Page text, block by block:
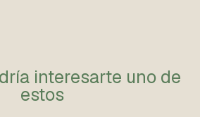
interesarte uno de
estos